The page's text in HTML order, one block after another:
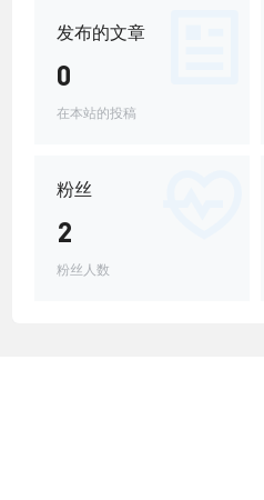
发布的文章
0
在本站的投稿
粉丝
2
粉丝人数